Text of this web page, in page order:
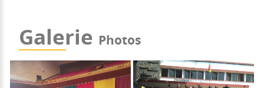
Galerie Photos